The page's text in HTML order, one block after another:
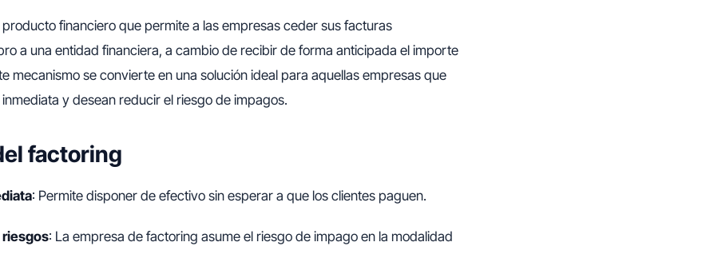
producto financiero que permite a las empresas ceder sus facturas
a una entidad financiera, a cambio de recibir de forma anticipada el importe
mecanismo se convierte en una solución ideal para aquellas empresas que
y desean reducir el riesgo de impagos.
factoring
: Permite disponer de efectivo sin esperar a que los clientes paguen.
riesgos: La empresa de factoring asume el riesgo de impago en la modalidad